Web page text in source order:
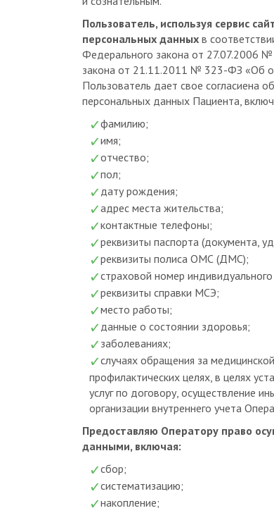
Пользователь, используя сервис
персональных данныхв
Федерального закона от 27.07.2006
закона от 21.11.2011 № 323-ФЗ «Об
Пользователь дает свое согласиена
персональных данных Пациента,
фамилию;
имя;
отчество;
пол;
дату рождения;
адрес места жительства;
контактные телефоны;
реквизиты паспорта (документа,
реквизиты полиса ОМС (ДМС);
страховой номер
реквизиты справки МСЭ;
место работы;
данные о состоянии здоровья;
заболеваниях;
случаях обращения за
профилактических целях, в целях
услуг по договору, осуществление
организации внутреннего учета
Предоставляю Оператору право
данными, включая:
сбор;
систематизацию;
накопление;
хранение;